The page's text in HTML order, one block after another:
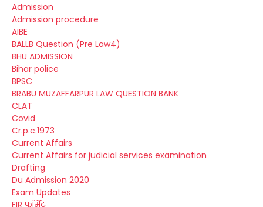
Admission
Admission procedure
AIBE
BALLB Question (Pre Law4)
BHU ADMISSION
Bihar police
BPSC
BRABU MUZAFFARPUR LAW QUESTION BANK
CLAT
Covid
Cr.p.c.1973
Current Affairs
Current Affairs for judicial services examination
Drafting
Du Admission 2020
Exam Updates
FIR फॉर्मेट